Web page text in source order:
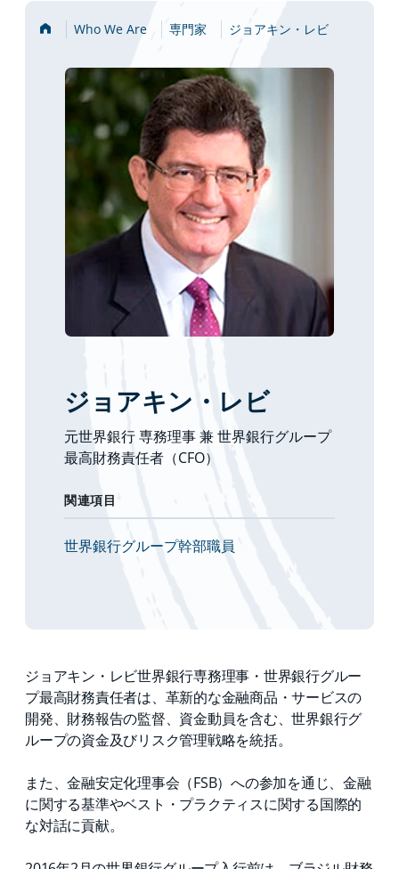
Home Who We Are 専門家 ジョアキン・レビ
ジョアキン・レビ
元世界銀行 専務理事 兼 世界銀行グループ
最高財務責任者（CFO）
関連項目
世界銀行グループ幹部職員
ジョアキン・レビ世界銀行専務理事・世界銀行グルー
プ最高財務責任者は、革新的な金融商品・サービスの
開発、財務報告の監督、資金動員を含む、世界銀行グ
ループの資金及びリスク管理戦略を統括。
また、金融安定化理事会（FSB）への参加を通じ、金融
に関する基準やベスト・プラクティスに関する国際的
な対話に貢献。